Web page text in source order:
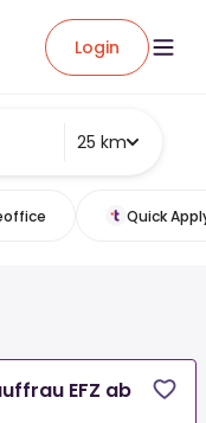
Login
25 km
Quick
EFZ ab